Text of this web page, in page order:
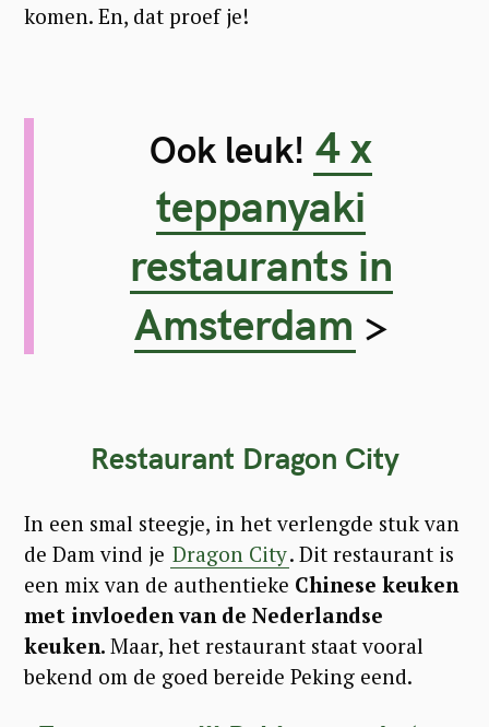
komen. En, dat proef je!
Ook leuk! 4 x
teppanyaki
restaurants in
Amsterdam >
Restaurant Dragon City
In een smal steegje, in het verlengde stuk van
de Dam vind je Dragon City. Dit restaurant is
een mix van de authentieke Chinese keuken
met invloeden van de Nederlandse
keuken. Maar, het restaurant staat vooral
bekend om de goed bereide Peking eend.